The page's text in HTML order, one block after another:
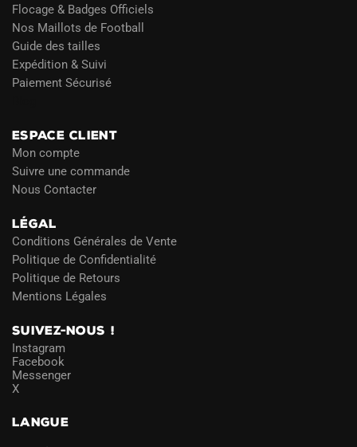
Flocage & Badges Officiels
Nos Maillots de Football
Guide des tailles
Expédition & Suivi
Paiement Sécurisé
ESPACE CLIENT
Mon compte
Suivre une commande
Nous Contacter
LÉGAL
Conditions Générales de Vente
Politique de Confidentialité
Politique de Retours
Mentions Légales
SUIVEZ-NOUS !
Instagram
Facebook
Messenger
X
LANGUE